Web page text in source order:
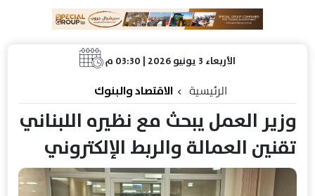
الأربعاء 3 يونيو 2026 | 03:30 م
الرئيسية الاقتصاد والبنوك
وزير العمل يبحث مع نظيره اللبناني
تقنين العمالة والربط الإلكتروني